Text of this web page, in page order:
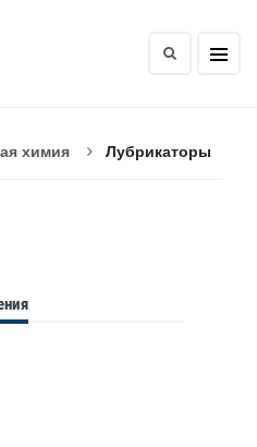
химия Лубрикаторы